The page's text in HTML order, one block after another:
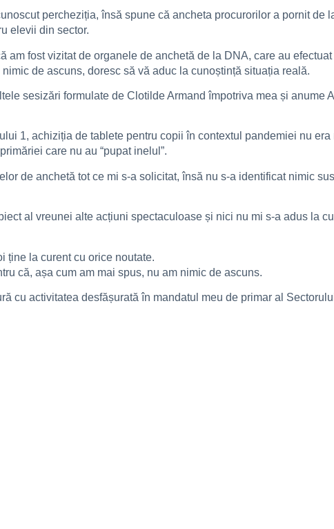
percheziția, însă spune că ancheta procurorilor a pornit de
elevii din sector.
am fost vizitat de organele de anchetă de la DNA, care au
de ascuns, doresc să vă aduc la cunoștință situația reală.
sesizări formulate de Clotilde Armand împotriva mea și anume
1, achiziția de tablete pentru copii în contextul pandemiei nu
care nu au “pupat inelul”.
de anchetă tot ce mi s-a solicitat, însă nu s-a identificat nimic
al vreunei alte acțiuni spectaculoase și nici nu mi s-a adus la
ține la curent cu orice noutate.
că, așa cum am mai spus, nu am nimic de ascuns.
cu activitatea desfășurată în mandatul meu de primar al